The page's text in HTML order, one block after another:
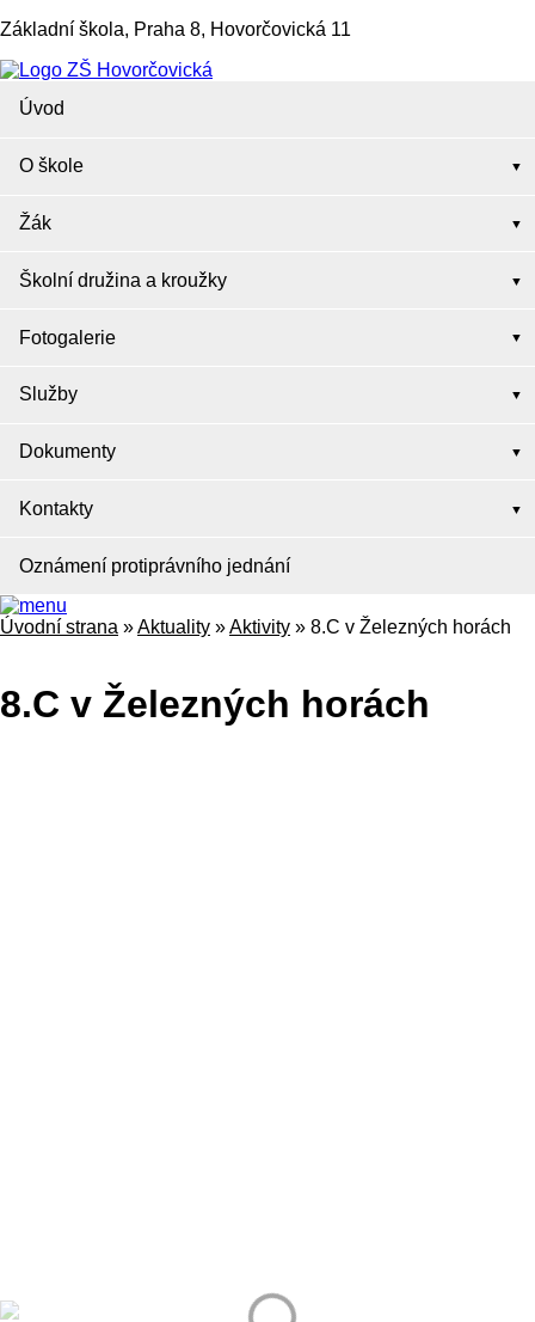
Základní škola, Praha 8, Hovorčovická 11
Úvod
O škole
Žák
Školní družina a kroužky
Fotogalerie
Služby
Dokumenty
Kontakty
Oznámení protiprávního jednání
Úvodní strana »Aktuality »Aktivity » 8.C v Železných horách
8.C v Železných horách